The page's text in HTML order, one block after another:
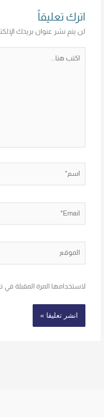
اترك تعليقاً
لن يتم نشر عنوان بريدك
لاستخدامها المرة المقبلة في